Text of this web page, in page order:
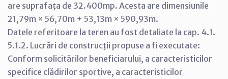
are suprafaţa de 32.400mp. Acesta are dimensiunile
21,79m × 56,70m + 53,13m × 590,93m.
Datele referitoare la teren au fost detaliate la cap. 4.1.
5.1.2. Lucrări de construcţii propuse a fi executate:
Conform solicitărilor beneficiarului, a caracteristicilor
specifice clădirilor sportive, a caracteristicilor